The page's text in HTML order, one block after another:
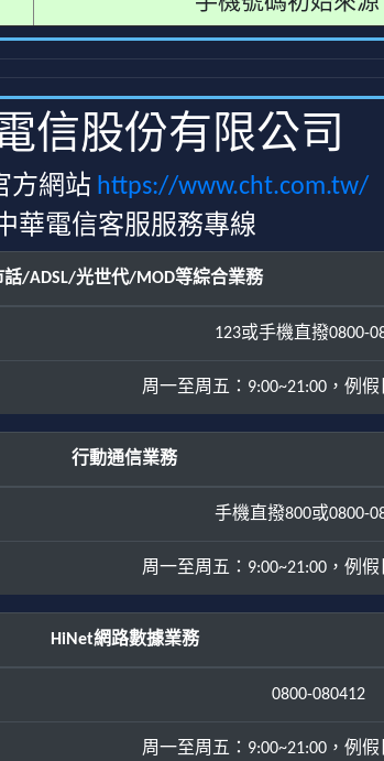
信股份有限公司
方網站 https://www.cht.com.tw/
華電信客服服務專線
話/ADSL/光世代/MOD等綜合業務
123或手機直撥0800-
周一至周五：9:00~21:00，例假
行動通信業務
手機直撥800或0800-
周一至周五：9:00~21:00，例假
HiNet網路數據業務
0800-080412
周一至周五：9:00~21:00，例假